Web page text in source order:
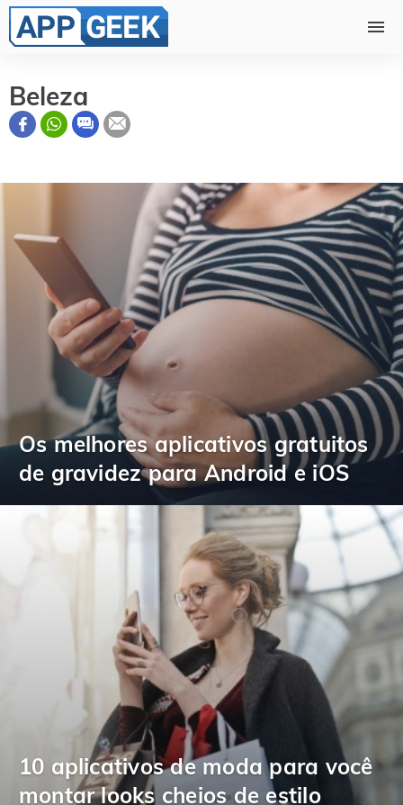
Beleza
Os melhores aplicativos gratuitos
de gravidez para Android e iOS
10 aplicativos de moda para você
montar looks cheios de estilo